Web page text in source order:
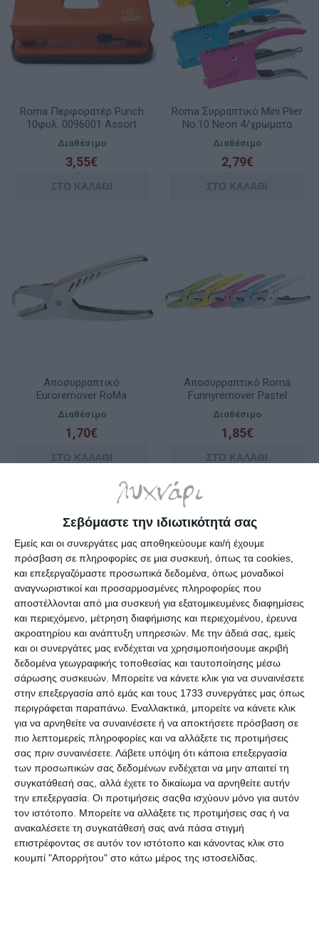
Σεβόμαστε την ιδιωτικότητά σας
Εμείς και οι συνεργάτες μας αποθηκεύουμε και/ή έχουμε
πρόσβαση σε πληροφορίες σε μια συσκευή, όπως τα cookies,
και επεξεργαζόμαστε προσωπικά δεδομένα, όπως μοναδικοί
αναγνωριστικοί και προσαρμοσμένες πληροφορίες που
αποστέλλονται από μια συσκευή για εξατομικευμένες διαφημίσεις
και περιεχόμενο, μέτρηση διαφήμισης και περιεχομένου, έρευνα
ακροατηρίου και ανάπτυξη υπηρεσιών. Με την άδειά σας, εμείς
και οι συνεργάτες μας ενδέχεται να χρησιμοποιήσουμε ακριβή
δεδομένα γεωγραφικής τοποθεσίας και ταυτοποίησης μέσω
σάρωσης συσκευών. Μπορείτε να κάνετε κλικ για να συναινέσετε
στην επεξεργασία από εμάς και τους 1733 συνεργάτες μας όπως
περιγράφεται παραπάνω. Εναλλακτικά, μπορείτε να κάνετε κλικ
για να αρνηθείτε να συναινέσετε ή να αποκτήσετε πρόσβαση σε
πιο λεπτομερείς πληροφορίες και να αλλάξετε τις προτιμήσεις
σας πριν συναινέσετε. Λάβετε υπόψη ότι κάποια επεξεργασία
των προσωπικών σας δεδομένων ενδέχεται να μην απαιτεί τη
συγκατάθεσή σας, αλλά έχετε το δικαίωμα να αρνηθείτε αυτήν
την επεξεργασία. Οι προτιμήσεις σαςθα ισχύουν μόνο για αυτόν
τον ιστότοπο. Μπορείτε να αλλάξετε τις προτιμήσεις σας ή να
ανακαλέσετε τη συγκατάθεσή σας ανά πάσα στιγμή
επιστρέφοντας σε αυτόν τον ιστότοπο και κάνοντας κλικ στο
κουμπί "Απορρήτου" στο κάτω μέρος της ιστοσελίδας.
Roma Περφορατέρ Punch
10φυλ. 0096001 Assort
Διαθέσιμο
3,55€
Roma Συρραπτικό Mini Plier
No.10 Neon 4/χρωματα
Διαθέσιμο
2,79€
Αποσυρραπτικό
Euroremover RoMa
Διαθέσιμο
1,70€
Αποσυρραπτικό Roma
Funnyremover Pastel
5χρώμ.
Διαθέσιμο
1,85€
Αποσυρραπτικό top Ro-Ma
1,99€
Καρφωτικό RoMa 53/14
Λίγα τεμάχια διαθέσιμα!
13,50€